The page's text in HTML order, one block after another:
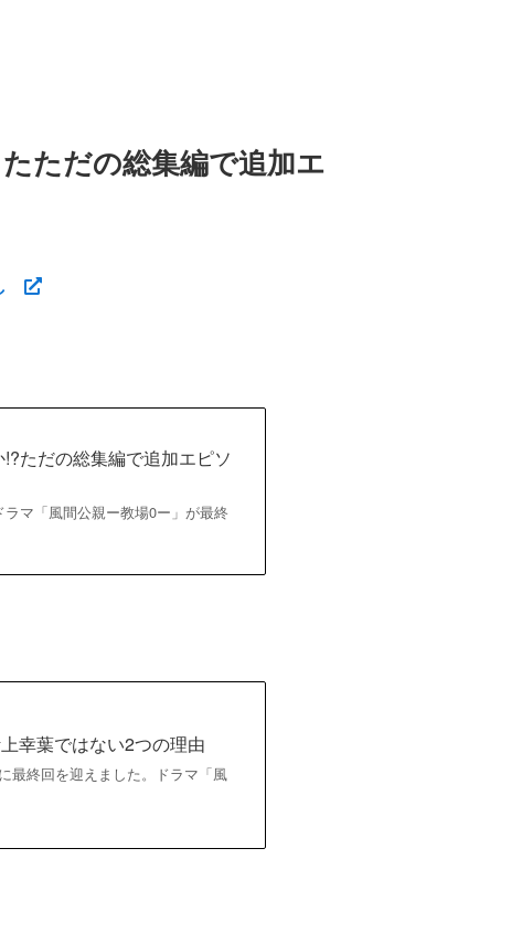
ただの総集編で追加エ
ただの総集編で追加エピソ
マ「風間公親ー教場0ー」が最終
幸葉ではない2つの理由
最終回を迎えました。ドラマ「風